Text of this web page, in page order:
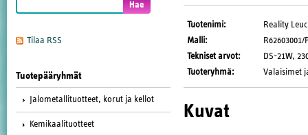
Tilaa RSS
Tuotepääryhmät
Jalometallituotteet, korut ja kellot
Kemikaalituotteet
Tuotenimi:
Reality
Malli:
Tekniset arvot:
DS-21W,
Tuoteryhmä: Valaisimet
Kuvat